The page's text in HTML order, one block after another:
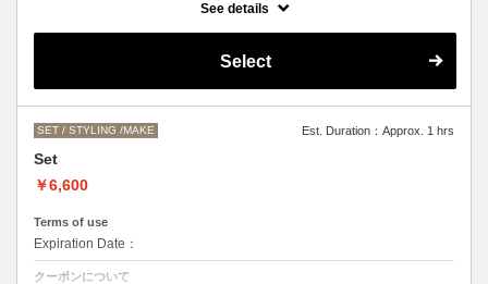
See details
Select
SET / STYLING /MAKE Est. Duration：Approx. 1 hrs
Set
￥6,600
Terms of use
Expiration Date：
クーポンについて